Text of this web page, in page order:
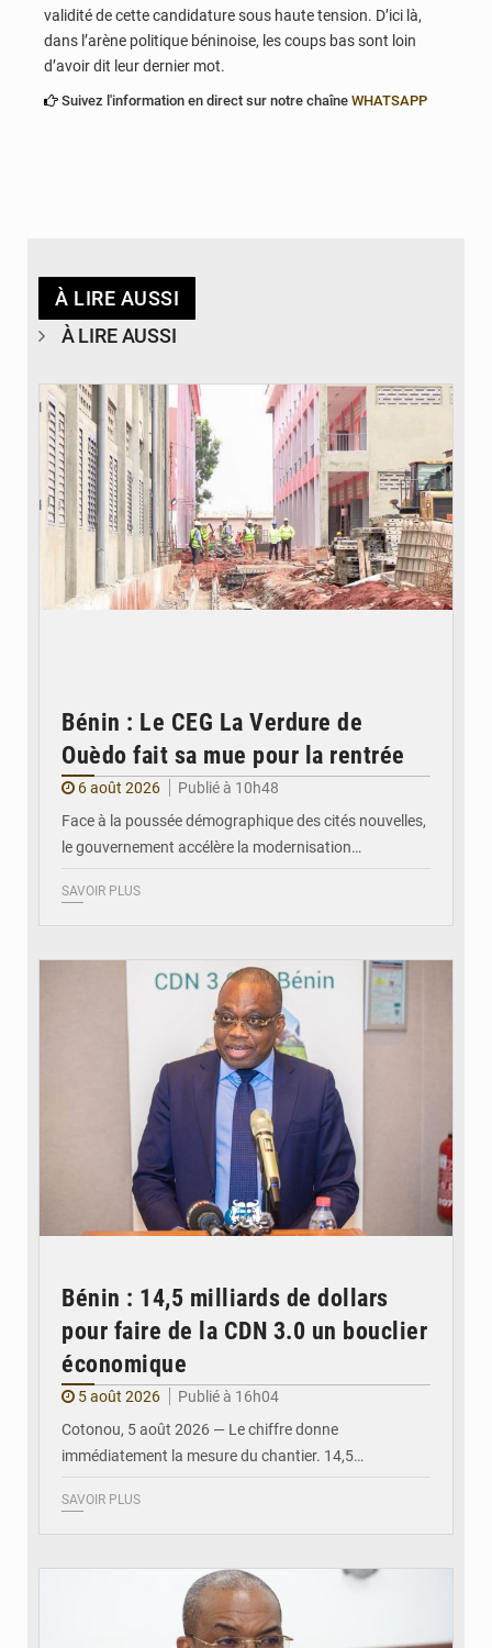
validité de cette candidature sous haute tension. D’ici là,
dans l’arène politique béninoise, les coups bas sont loin
d’avoir dit leur dernier mot.
Suivez l'information en direct sur notre chaîne WHATSAPP
À LIRE AUSSI
À LIRE AUSSI
Bénin : Le CEG La Verdure de
Ouèdo fait sa mue pour la rentrée
6 août 2026
Publié à 10h48
Face à la poussée démographique des cités nouvelles,
le gouvernement accélère la modernisation…
SAVOIR PLUS
© Ministère du Cadre de Vie et des Transports, chargé du Développement
Bénin : 14,5 milliards de dollars
pour faire de la CDN 3.0 un bouclier
économique
5 août 2026
Publié à 16h04
Cotonou, 5 août 2026 — Le chiffre donne
immédiatement la mesure du chantier. 14,5…
SAVOIR PLUS